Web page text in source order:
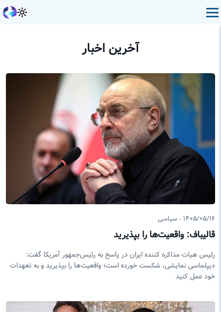
آخرین اخبار
۱۴۰۵/۰۵/۱۶ سیاسی
قالیباف: واقعیت‌ها را بپذیرید
رئیس هیات مذاکره کننده ایران در پاسخ به رئیس‌جمهور آمریکا گفت:
دیپلماسی نمایشی، شکست خورده است؛ واقعیت‌ها را بپذیرید و به تعهدات
خود عمل کنید